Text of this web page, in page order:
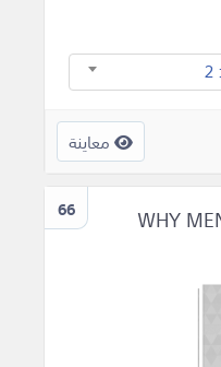
معاينة
66
WHY